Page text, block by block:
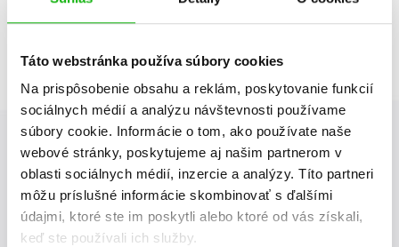
Táto webstránka používa súbory cookies
Na prispôsobenie obsahu a reklám, poskytovanie funkcií
sociálnych médií a analýzu návštevnosti používame
súbory cookie. Informácie o tom, ako používate naše
webové stránky, poskytujeme aj našim partnerom v
oblasti sociálnych médií, inzercie a analýzy. Títo partneri
môžu príslušné informácie skombinovať s ďalšími
údajmi, ktoré ste im poskytli alebo ktoré od vás získali,
keď ste používali ich služby.
Albatros Media newsletter
Zaujíma Vás, aký knižný hit práve vychádza, na aký tovar je
výhodná zľava, aká beží súťaž o ceny?